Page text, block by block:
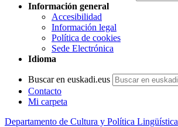
Información general
Accesibilidad
Información legal
Política de cookies
Sede Electrónica
Idioma
Buscar en euskadi.eus
Contacto
Mi carpeta
Departamento de Cultura y Política Lingüística